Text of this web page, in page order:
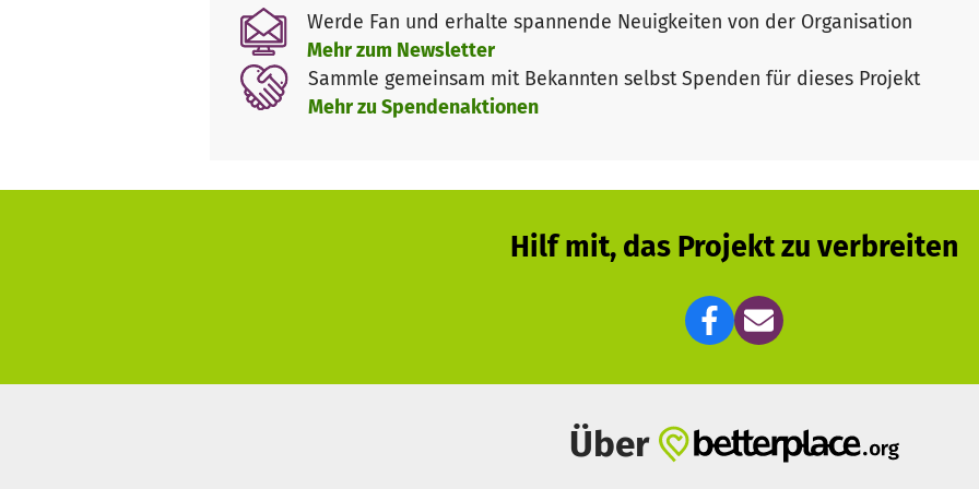
Aufgrund der Schließung von Hotels und Hostels hat das HomePlanet Hostel seit
den laufenden Kosten ist die Beherbergung ein zusätzlicher Kostenfaktor, den sie
die erste Woche ist das Hostel in Vorleistung gegangen und trägt die Kosten. Das ist
daher bitten wir hier um Spenden. Wir möchten betonen, dass das Hostel mit dem
SAFE Straßensozialarbeit für Erwachsene
Werde Fan und erhalte spannende Neuigkeiten von der Organisation
Mehr zum Newsletter
Sammle gemeinsam mit Bekannten selbst Spenden für dieses Projekt
Mehr zu Spendenaktionen
Hilf mit, das Projekt zu verbreiten
Über